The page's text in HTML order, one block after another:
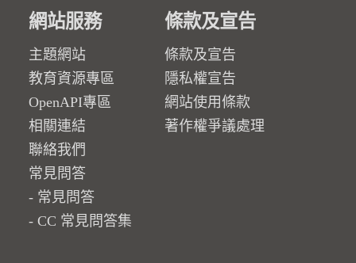
網站服務
主題網站
教育資源專區
OpenAPI專區
相關連結
聯絡我們
常見問答
常見問答
CC 常見問答集
條款及宣告
條款及宣告
隱私權宣告
網站使用條款
著作權爭議處理